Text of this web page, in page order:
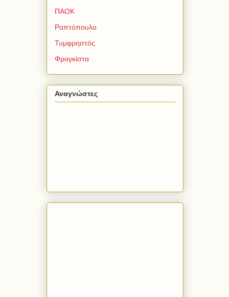
ΠΑΟΚ
Ραπτόπουλο
Τυμφρηστός
Φραγκίστα
Αναγνώστες